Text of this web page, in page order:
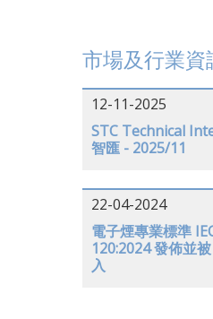
市場及行業資
12-11-2025
STC Technical
智匯 - 2025/11
22-04-2024
電子煙專業標準
120:2024 發佈並
入